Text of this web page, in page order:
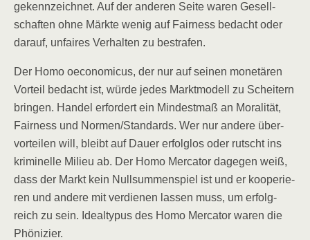
gekenn­zeich­net. Auf der ande­ren Sei­te waren Gesell­
schaf­ten ohne Märk­te wenig auf Fair­ness bedacht oder
dar­auf, unfai­res Ver­hal­ten zu bestrafen.
Der Homo oeco­no­mic­us, der nur auf sei­nen mone­tä­ren
Vor­teil bedacht ist, wür­de jedes Markt­mo­dell zu Schei­tern
brin­gen. Han­del erfor­dert ein Min­dest­maß an Mora­li­tät,
Fair­ness und Normen/​Standards. Wer nur ande­re über­
vor­tei­len will, bleibt auf Dau­er erfolg­los oder rutscht ins
kri­mi­nel­le Milieu ab. Der Homo Mer­ca­tor dage­gen weiß,
dass der Markt kein Null­sum­men­spiel ist und er koope­rie­
ren und ande­re mit ver­die­nen las­sen muss, um erfolg­
reich zu sein. Ide­al­ty­pus des Homo Mer­ca­tor waren die
Phönizier.